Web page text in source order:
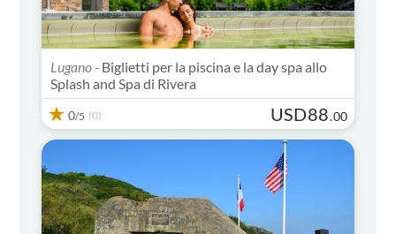
Lugano - Biglietti per la piscina e la day spa allo
Splash and Spa di Rivera
0/5 (0) USD88.00